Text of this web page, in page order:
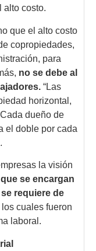
alto costo.
que el alto costo
copropiedades,
para
no se debe al
“Las
horizontal,
dueño de
el doble por cada
la visión
que se encargan
se requiere de
los cuales fueron
laboral.